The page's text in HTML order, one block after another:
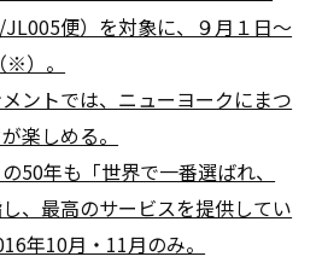
JL005便）を対象に、９月１日～
）。
ントでは、ニューヨークにまつ
楽しめる。
50年も「世界で一番選ばれ、
、最高のサービスを提供してい
年10月・11月のみ。